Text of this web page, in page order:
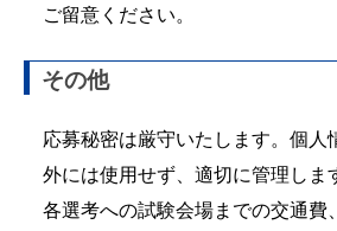
ご留意ください。
その他
応募秘密は厳守いたします。個人
外には使用せず、適切に管理しま
各選考への試験会場までの交通費